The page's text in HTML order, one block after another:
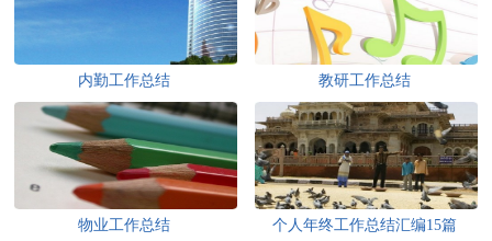
内勤工作总结 教研工作总结
物业工作总结 个人年终工作总结汇编15篇